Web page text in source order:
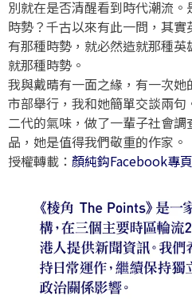
別就在是否清醒看到時代潮流
時勢？千古以來有此一問，其實
有那種時勢，就必然造就那種
就那種時勢。
我與戴晴有一面之緣，有一次
市部舉行，我和她簡單交談兩
二代的氣味，做了一輩子社會
品，她是值得我們敬重的作家。
授權轉載： 顏純鈎Facebook專頁